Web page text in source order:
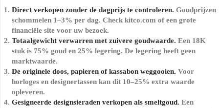
Direct verkopen zonder de dagprijs te controleren. Goudprijzen
schommelen 1–3% per dag. Check kitco.com of een grote
financiële site voor uw bezoek.
Totaalgewicht verwarren met zuivere goudwaarde. Een 18K
stuk is 75% goud en 25% legering. De legering heeft geen
marktwaarde.
De originele doos, papieren of kassabon weggooien. Voor
horloges en designertassen kan dit 10–25% extra waarde
opleveren.
Gesigneerde designsieraden verkopen als smeltgoud. Een